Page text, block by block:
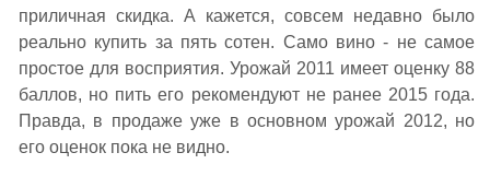
приличная скидка. А кажется, совсем недавно было
реально купить за пять сотен. Само вино - не самое
простое для восприятия. Урожай 2011 имеет оценку 88
баллов, но пить его рекомендуют не ранее 2015 года.
Правда, в продаже уже в основном урожай 2012, но
его оценок пока не видно.